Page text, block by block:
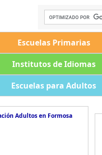
Escuelas Primarias
Institutos de Idiomas
Escuelas para Adultos
Adultos en Formosa